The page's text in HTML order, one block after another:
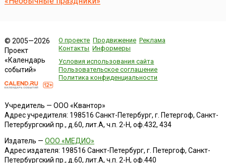
© 2005—2026
Проект
«Календарь
событий»
О проекте Продвижение Реклама
Контакты Информеры
Условия использования сайта
Пользовательское соглашение
Политика конфиденциальности
Учредитель — ООО «Квантор»
Адрес учредителя: 198516 Санкт-Петербург, г. Петергоф, Санкт-
Петербургский пр., д.60, лит.А, ч.п. 2-Н, оф.432, 434
Издатель — ООО «МЕДИО»
Адрес издателя: 198516 Санкт-Петербург, г. Петергоф, Санкт-
Петербургский пр., д.60, лит.А, ч.п. 2-Н, оф.440